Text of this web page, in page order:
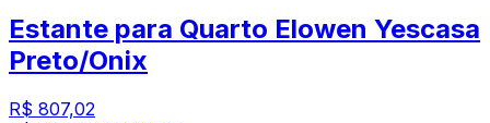
Estante para Quarto Elowen Yescasa
Preto/Onix
R$ 807,02